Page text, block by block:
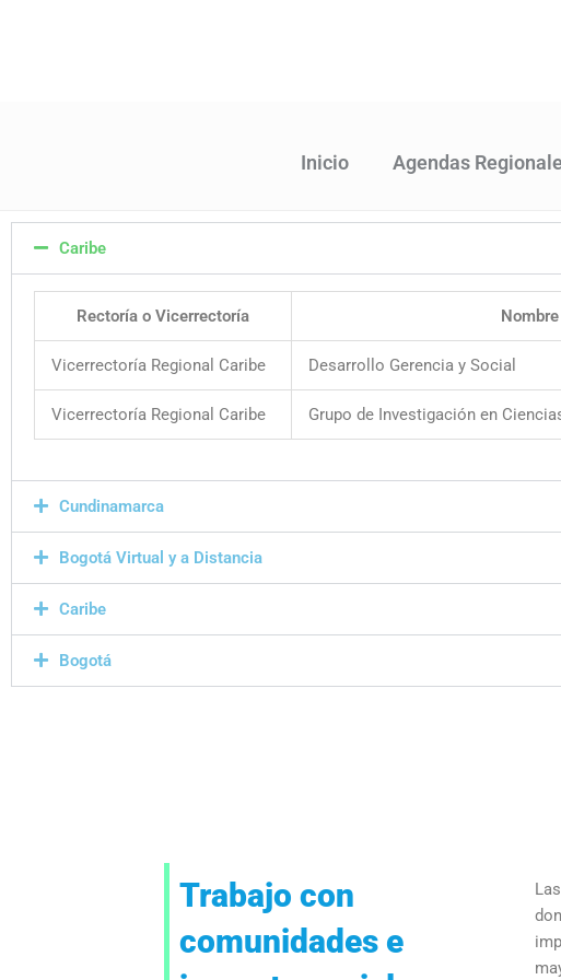
Inicio Agendas
Caribe
Rectoría o Vicerrectoría
Vicerrectoría Regional Caribe Desarrollo Gerencia y Social
Vicerrectoría Regional Caribe Grupo de Investigación en
Cundinamarca
Bogotá Virtual y a Distancia
Caribe
Bogotá
Trabajo con
comunidades e
La investigación genera
conocimientos que sirven de
insumos para formular y
La
aliados
de la